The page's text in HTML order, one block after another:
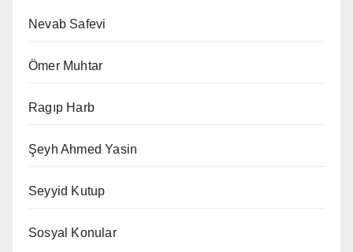
Nevab Safevi
Ömer Muhtar
Ragıp Harb
Şeyh Ahmed Yasin
Seyyid Kutup
Sosyal Konular